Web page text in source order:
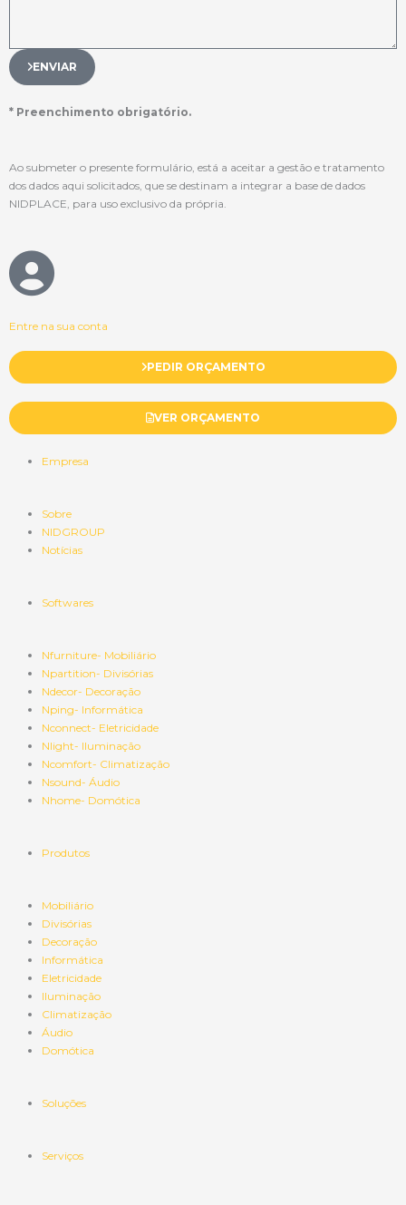
ENVIAR
* Preenchimento obrigatório.
Ao submeter o presente formulário, está a aceitar a gestão e tratamento
dos dados aqui solicitados, que se destinam a integrar a base de dados
NIDPLACE, para uso exclusivo da própria.
Entre na sua conta
PEDIR ORÇAMENTO
VER ORÇAMENTO
Empresa
Sobre
NIDGROUP
Notícias
Softwares
Nfurniture- Mobiliário
Npartition- Divisórias
Ndecor- Decoração
Nping- Informática
Nconnect- Eletricidade
Nlight- Iluminação
Ncomfort- Climatização
Nsound- Áudio
Nhome- Domótica
Produtos
Mobiliário
Divisórias
Decoração
Informática
Eletricidade
Iluminação
Climatização
Áudio
Domótica
Soluções
Serviços